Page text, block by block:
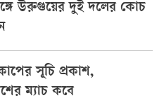
উরুগুয়ের দুই দলের কোচ
সূচি প্রকাশ,
ম্যাচ কবে